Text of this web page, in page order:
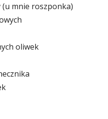
(u mnie roszponka)
oliwek